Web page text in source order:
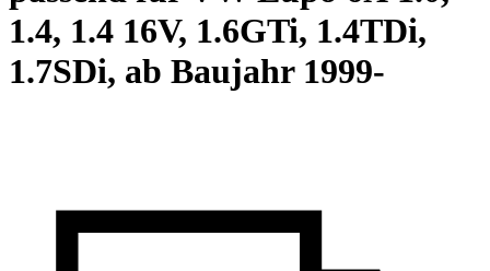
1.4, 1.4 16V, 1.6GTi, 1.4TDi,
1.7SDi, ab Baujahr 1999-